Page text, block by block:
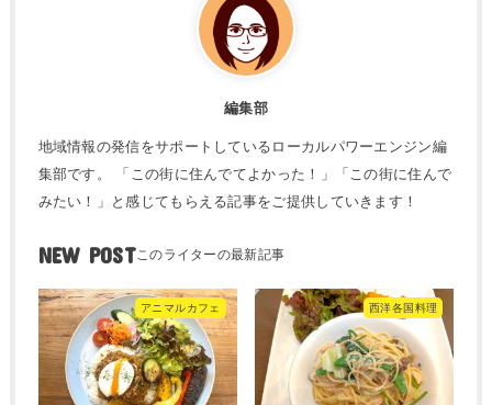
編集部
地域情報の発信をサポートしているローカルパワーエンジン編
集部です。 「この街に住んでてよかった！」「この街に住んで
みたい！」と感じてもらえる記事をご提供していきます！
NEW POST
アニマルカフェ 西洋各国料理